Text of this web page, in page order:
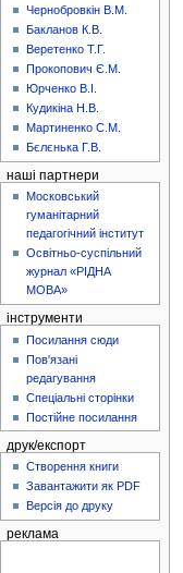
Чернобровкін В.М.
Бакланов К.В.
Веретенко Т.Г.
Прокопович Є.М.
Юрченко В.І.
Кудикіна Н.В.
Мартиненко С.М.
Бєлєнька Г.В.
наші партнери
Московський
гуманітарний
педагогічний інститут
Освітньо-суспільний
журнал «РІДНА
МОВА»
інструменти
Посилання сюди
Пов'язані
редагування
Спеціальні сторінки
Постійне посилання
друк/експорт
Створення книги
Завантажити як PDF
Версія до друку
реклама